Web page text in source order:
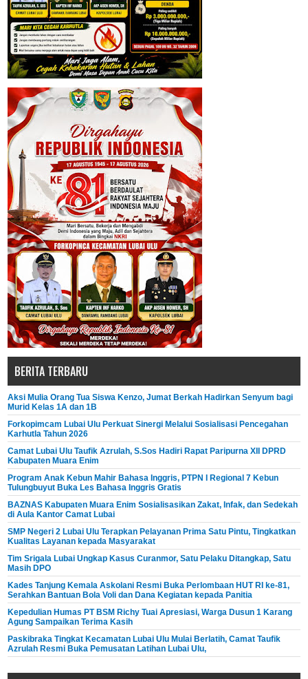
BERITA TERBARU
Aksi Mulia Orang Tua Siswa Kenzo, Jumat Berkah Hadirkan Senyum bagi
Murid Kelas 1A dan 1B
Forkopimcam Lubai Ulu Perkuat Sinergi Melalui Sosialisasi Pencegahan
Karhutla Tahun 2026
Camat Lubai Ulu Taufik Azrulah, S.Sos Hadiri Rapat Paripurna XII DPRD
Kabupaten Muara Enim
Program Anak Kebun Mahir Bahasa Inggris, PTPN I Regional 7 Kebun
Tulungbuyut Buka Les Bahasa Inggris Gratis
BAZNAS Kabupaten Muara Enim Sosialisasikan Zakat, Infak, dan Sedekah
di Aula Kantor Camat Lubai
SMP Negeri 2 Lubai Ulu Terapkan Pelayanan Prima Satu Pintu, Tingkatkan
Kualitas Layanan kepada Masyarakat
Tim Srigala Lubai Ungkap Kasus Curanmor, Satu Pelaku Ditangkap, Satu
Masih DPO
Kades Tanjung Kemala Askolani Resmi Buka Perlombaan HUT RI ke-81,
Serahkan Bantuan Bola Voli dan Dana Kegiatan kepada Panitia
Kepedulian Humas PT BSM Richy Tuai Apresiasi, Warga Dusun 1 Karang
Agung Sampaikan Terima Kasih
Paskibraka Tingkat Kecamatan Lubai Ulu Mulai Berlatih, Camat Taufik
Azrulah Resmi Buka Pemusatan Latihan Lubai Ulu,